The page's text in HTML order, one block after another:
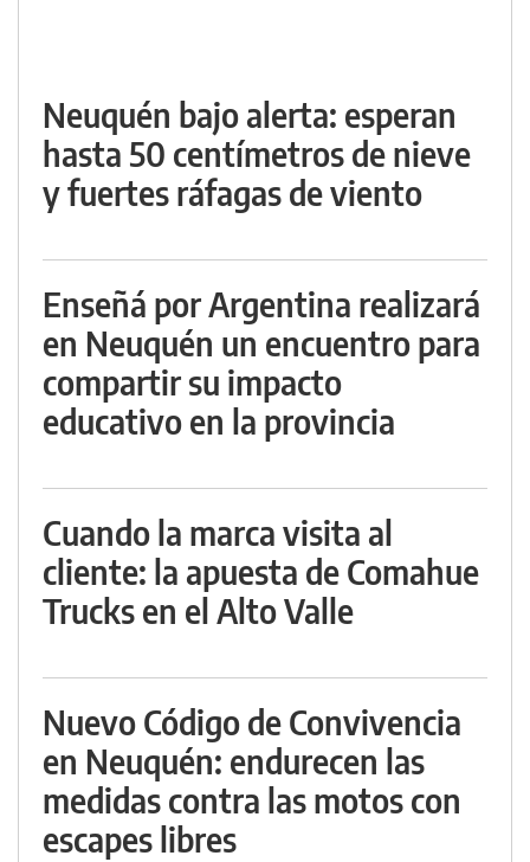
Neuquén bajo alerta: esperan
hasta 50 centímetros de nieve
y fuertes ráfagas de viento
Enseñá por Argentina realizará
en Neuquén un encuentro para
compartir su impacto
educativo en la provincia
Cuando la marca visita al
cliente: la apuesta de Comahue
Trucks en el Alto Valle
Nuevo Código de Convivencia
en Neuquén: endurecen las
medidas contra las motos con
escapes libres